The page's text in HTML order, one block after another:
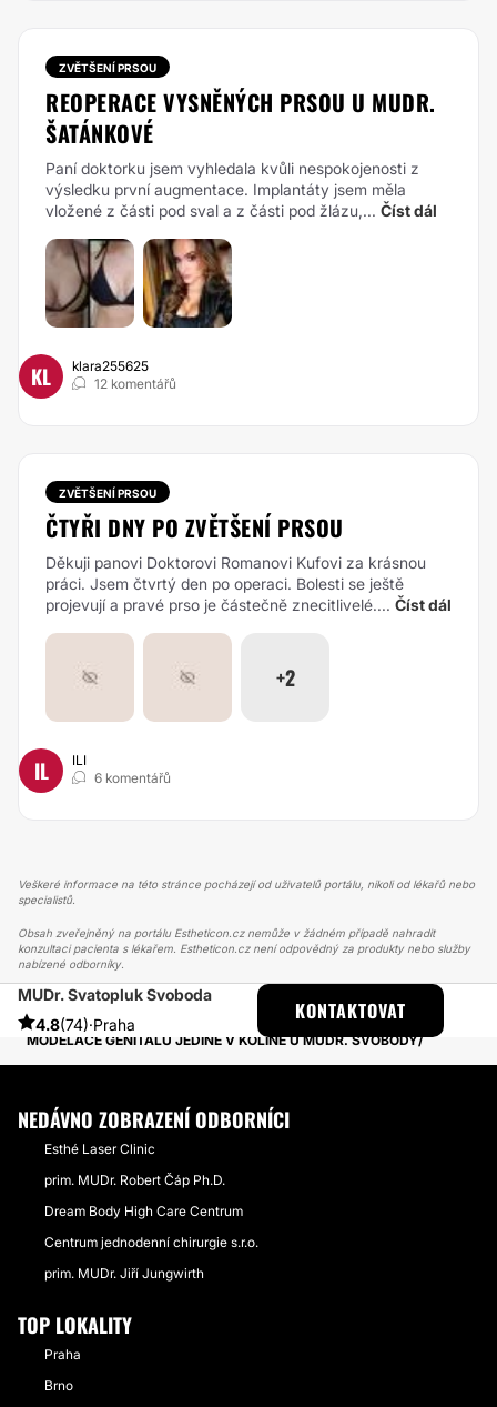
ZVĚTŠENÍ PRSOU
REOPERACE VYSNĚNÝCH PRSOU U MUDR.
ŠATÁNKOVÉ
Paní doktorku jsem vyhledala kvůli nespokojenosti z
výsledku první augmentace. Implantáty jsem měla
vložené z části pod sval a z části pod žlázu,... Číst dál
KL
klara255625
12 komentářů
ZVĚTŠENÍ PRSOU
ČTYŘI DNY PO ZVĚTŠENÍ PRSOU
Děkuji panovi Doktorovi Romanovi Kufovi za krásnou
práci. Jsem čtvrtý den po operaci. Bolesti se ještě
projevují a pravé prso je částečně znecitlivelé.... Číst dál
+2
IL
ILI
6 komentářů
Veškeré informace na této stránce pocházejí od uživatelů portálu, nikoli od lékařů nebo
specialistů.
Obsah zveřejněný na portálu Estheticon.cz nemůže v žádném případě nahradit
konzultaci pacienta s lékařem. Estheticon.cz není odpovědný za produkty nebo služby
nabízené odborníky.
MUDr. Svatopluk Svoboda
4.8(74)·Praha
KONTAKTOVAT
ESTHETICON
PŘÍBĚHY
PŘÍBĚHY TÝKAJÍCÍ SE ZÁKROKU LABIOPLASTIKA
MODELACE GENITÁLU JEDINĚ V KOLÍNĚ U MUDR. SVOBODY
NEDÁVNO ZOBRAZENÍ ODBORNÍCI
Esthé Laser Clinic
prim. MUDr. Robert Čáp Ph.D.
Dream Body High Care Centrum
Centrum jednodenní chirurgie s.r.o.
prim. MUDr. Jiří Jungwirth
TOP LOKALITY
Praha
Brno